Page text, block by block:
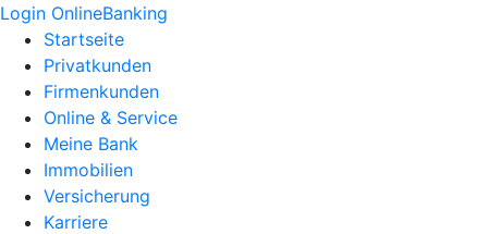
Login OnlineBanking
Startseite
Privatkunden
Firmenkunden
Online & Service
Meine Bank
Immobilien
Versicherung
Karriere